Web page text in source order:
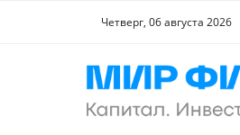
Четверг, 06 августа 2026